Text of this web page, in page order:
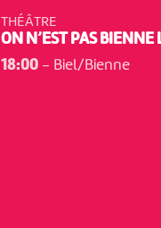
THÉÂTRE
ON N’EST PAS BIENNE
18:00- Biel/Bienne